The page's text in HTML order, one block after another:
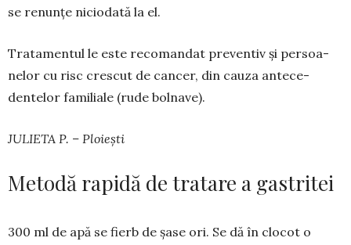
se renunțe niciodată la el.
Tratamentul le este recomandat preventiv și per­soa­
nelor cu risc crescut de cancer, din cauza ante­ce­
dentelor familiale (rude bolnave).
JULIETA P. – Ploiești
Metodă rapidă de tratare a gastritei
300 ml de apă se fierb de șase ori. Se dă în clocot o